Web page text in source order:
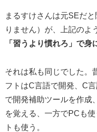
まるすけさんは元SEだ
りません）が、上記のよ
「習うより慣れろ」で身
それは私も同じでした。
フトはC言語で開発、C
で開発補助ツールを作成
を覚える、一方でPCも
トも使う。